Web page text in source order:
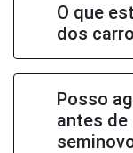
O que
dos
Posso
antes de